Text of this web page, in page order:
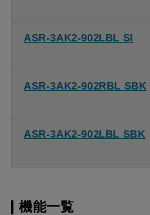
ASR-3AK2-902LBL SI
ASR-3AK2-902RBL SBK
ASR-3AK2-902LBL SBK
機能一覧